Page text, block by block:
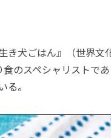
犬ごはん』（世界文
のスペシャリストで
。